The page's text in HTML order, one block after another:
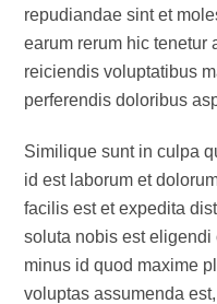
repudiandae sint et
earum rerum hic tenetur
reiciendis voluptatibus
perferendis doloribus
Similique sunt in culpa
id est laborum et
facilis est et expedita
soluta nobis est
minus id quod maxime
voluptas assumenda